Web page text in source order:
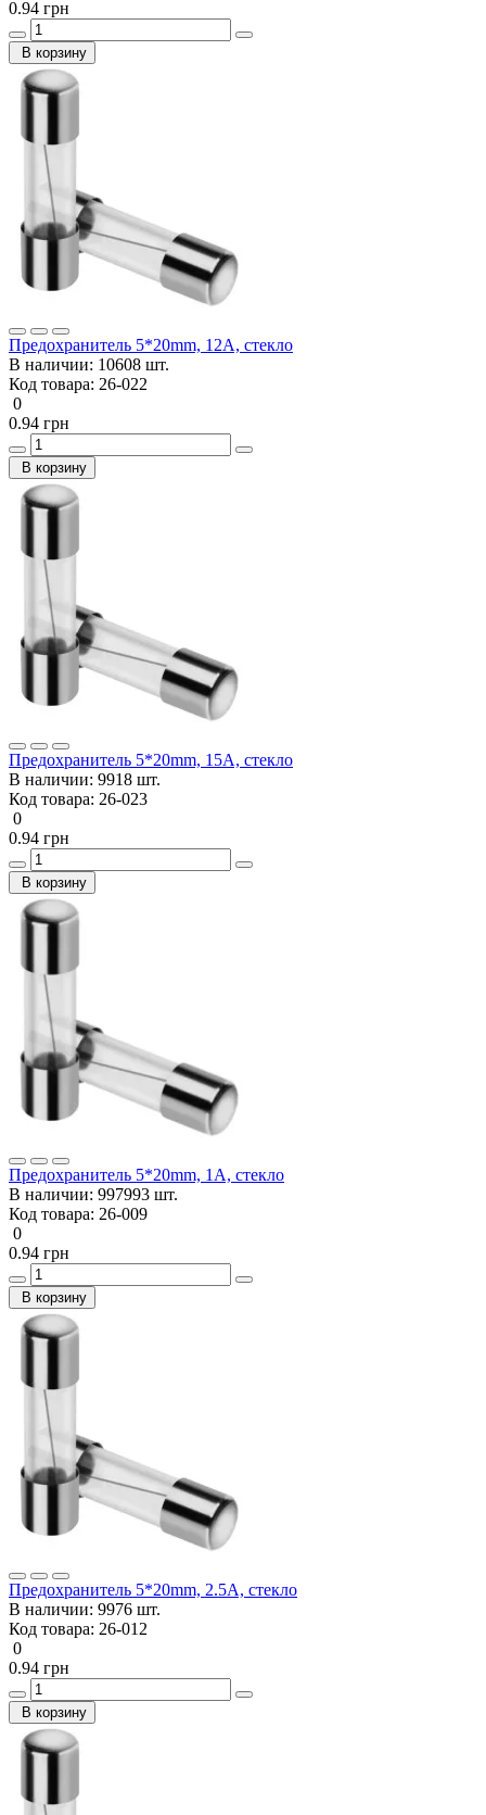
0.94 грн
В корзину
Предохранитель 5*20mm, 12A, стекло
В наличии: 10608 шт.
Код товара: 26-022
0
0.94 грн
В корзину
Предохранитель 5*20mm, 15A, стекло
В наличии: 9918 шт.
Код товара: 26-023
0
0.94 грн
В корзину
Предохранитель 5*20mm, 1A, стекло
В наличии: 997993 шт.
Код товара: 26-009
0
0.94 грн
В корзину
Предохранитель 5*20mm, 2.5A, стекло
В наличии: 9976 шт.
Код товара: 26-012
0
0.94 грн
В корзину